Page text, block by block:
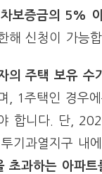
보증금의 5%
해 신청이 가능합
의 주택 보유 수
, 1주택인 경우
합니다. 단,
기과열지구 내
초과하는 아파트